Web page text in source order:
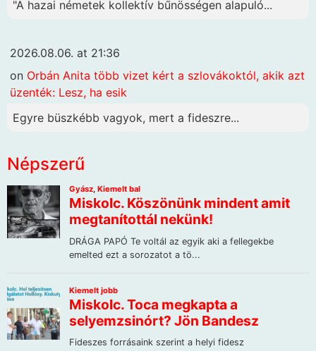
"A hazai németek kollektív bűnösségen alapuló...
2026.08.06. at 21:36
on Orbán Anita több vizet kért a szlovákoktól, akik azt
üzenték: Lesz, ha esik
Egyre büszkébb vagyok, mert a fideszre...
Népszerű